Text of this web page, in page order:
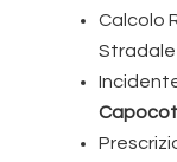
Calcolo